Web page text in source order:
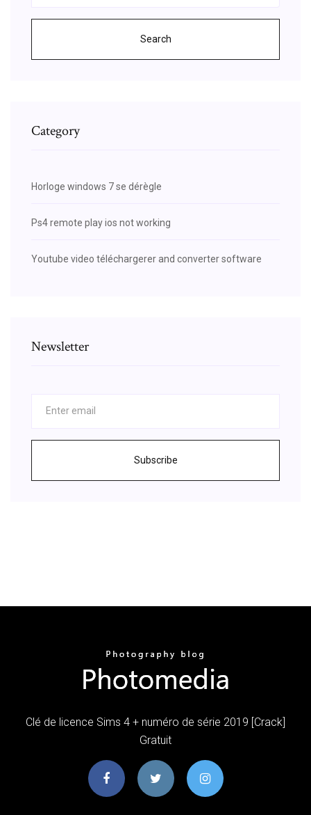
Search
Category
Horloge windows 7 se dérègle
Ps4 remote play ios not working
Youtube video téléchargerer and converter software
Newsletter
Subscribe
Clé de licence Sims 4 + numéro de série 2019 [Crack]
Gratuit